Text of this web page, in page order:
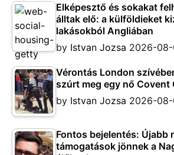
Elképesztő és sokakat
álltak elő: a külföldieket
lakásokból Angliában
by Istvan Jozsa 2026-
Vérontás London
szúrt meg egy nő Covent
by Istvan Jozsa 2026-
Fontos bejelentés: Újabb
támogatások jönnek a